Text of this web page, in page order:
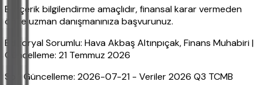
Bu içerik bilgilendirme amaçlıdır, finansal karar vermeden
önce uzman danışmanınıza başvurunuz.
Editoryal Sorumlu: Hava Akbaş Altınpıçak, Finans Muhabiri |
Güncelleme: 21 Temmuz 2026
Son Güncelleme: 2026-07-21 - Veriler 2026 Q3 TCMB